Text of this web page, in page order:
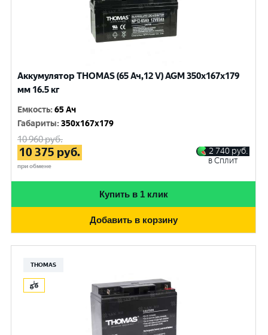
Аккумулятор THOMAS (65 Ач,12 V) AGM 350x167x179
мм 16.5 кг
Емкость:65 Ач
Габариты:350x167x179
10 960руб.
10 375 руб.
при обмене
2 740 руб.
в Сплит
Купить в 1 клик
Добавить в корзину
THOMAS